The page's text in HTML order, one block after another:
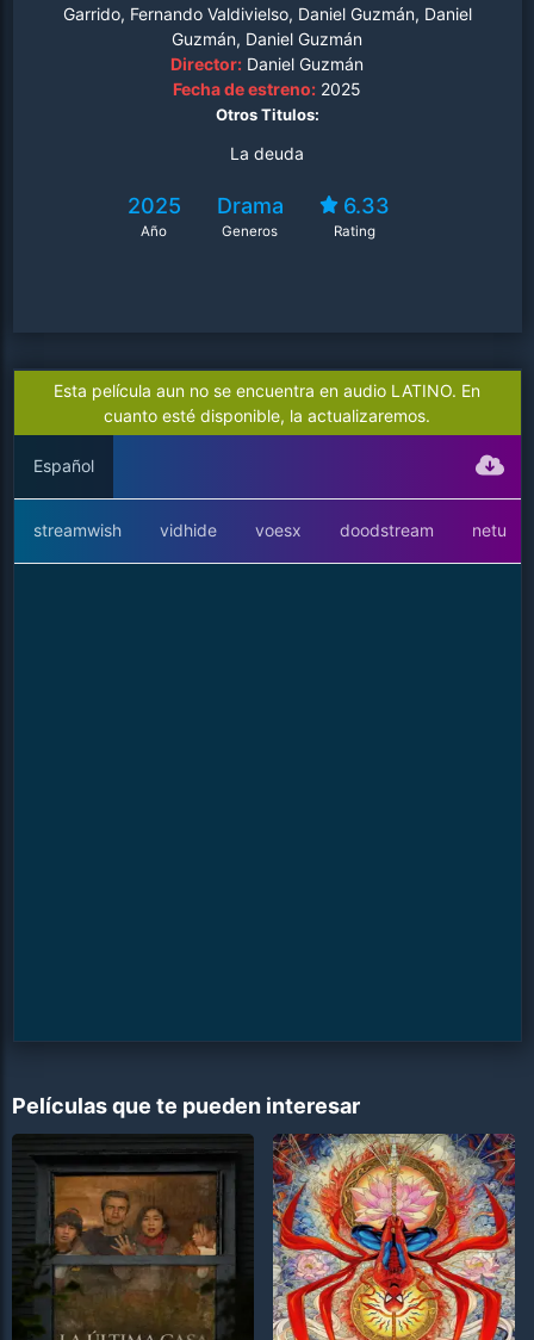
forma cotidiana hasta que un fondo de inversión
adquiere el edificio para convertirlo en pisos turísticos.
Lucas intenta conseguir el dinero necesario para evitar la
pérdida de la casa, pero una decisión errónea cambiará
Garrido, Fernando Valdivielso, Daniel Guzmán, Daniel
Guzmán, Daniel Guzmán
Director: Daniel Guzmán
Fecha de estreno: 2025
Otros Titulos:
La deuda
2025
Año
Drama
Generos
6.33
Rating
Esta película aun no se encuentra en audio LATINO. En
cuanto esté disponible, la actualizaremos.
Español
streamwish vidhide voesx doodstream netu
Películas que te pueden interesar